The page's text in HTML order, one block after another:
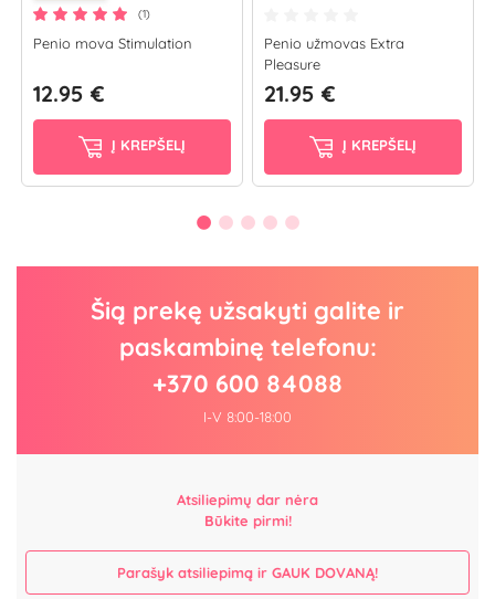
(1)
Penio mova Stimulation
12.95 €
Į KREPŠELĮ
Penio užmovas Extra
Pleasure
21.95 €
Į KREPŠELĮ
Šią prekę užsakyti galite ir
paskambinę telefonu:
+370 600 84088
I-V 8:00-18:00
Atsiliepimų dar nėra
Būkite pirmi!
Parašyk atsiliepimą ir GAUK DOVANĄ!